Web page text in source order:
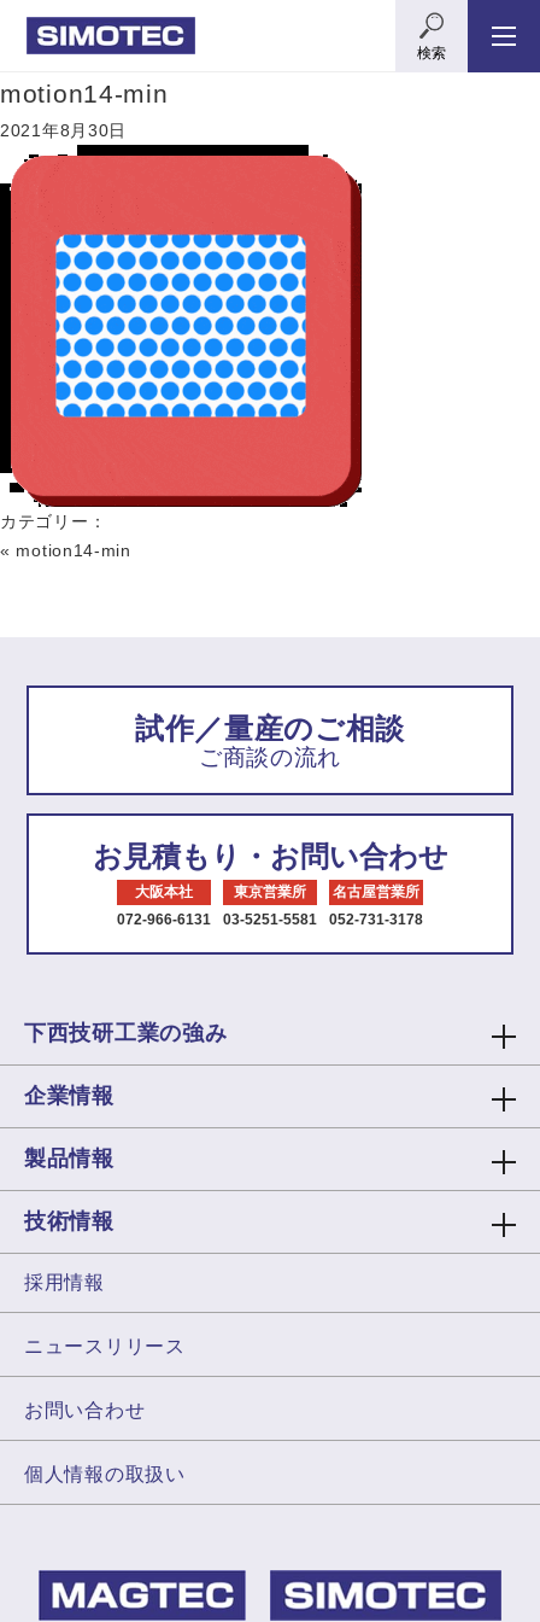
検索
motion14-min
2021年8月30日
カテゴリー：
« motion14-min
試作／量産のご相談
ご商談の流れ
お見積もり・お問い合わせ
大阪本社
072-966-6131
東京営業所
03-5251-5581
名古屋営業所
052-731-3178
下西技研工業の強み
企業情報
製品情報
技術情報
採用情報
ニュースリリース
お問い合わせ
個人情報の取扱い